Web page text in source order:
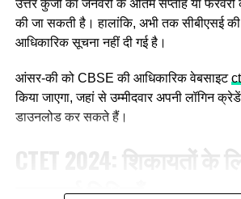
उत्तर कुंजी का जनवरी के अंतिम सप्ताह या फरवरी
की जा सकती है। हालांकि, अभी तक सीबीएसई
आधिकारिक सूचना नहीं दी गई है।
आंसर-की को CBSE की आधिकारिक वेबसाइट
किया जाएगा, जहां से उम्मीदवार अपनी लॉगिन
डाउनलोड कर सकते हैं।
CTET 2024: शिकायतों के लिए
महत्वपूर्ण तिथियाँ